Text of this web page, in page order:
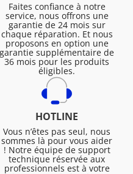
Faites confiance à notre
service, nous offrons une
garantie de 24 mois sur
chaque réparation. Et nous
proposons en option une
garantie supplémentaire de
36 mois pour les produits
éligibles.
HOTLINE
Vous n’êtes pas seul, nous
sommes là pour vous aider
! Notre équipe de support
technique réservée aux
professionnels est à votre